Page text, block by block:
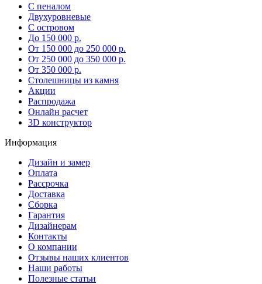
С пеналом
Двухуровневые
С островом
До 150 000 р.
От 150 000 до 250 000 р.
От 250 000 до 350 000 р.
От 350 000 р.
Столешницы из камня
Акции
Распродажа
Онлайн расчет
3D конструктор
Информация
Дизайн и замер
Оплата
Рассрочка
Доставка
Сборка
Гарантия
Дизайнерам
Контакты
О компании
Отзывы наших клиентов
Наши работы
Полезные статьи